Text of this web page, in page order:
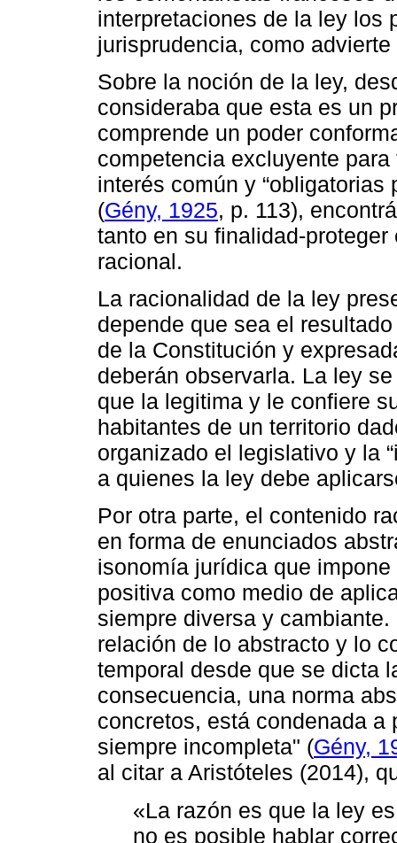
interpretaciones de la ley los
jurisprudencia, como advierte
Sobre la noción de la ley,
consideraba que esta es un
comprende un poder
competencia excluyente
interés común y
(Gény, 1925, p. 113),
tanto en su finalidad-
racional.
La racionalidad de la ley
depende que sea el
de la Constitución y
deberán observarla. La ley
que la legitima y le confiere
habitantes de un territorio
organizado el legislativo y la
a quienes la ley debe
Por otra parte, el contenido
en forma de enunciados
isonomía jurídica que
positiva como medio de
siempre diversa y
relación de lo abstracto y lo
temporal desde que se dicta
consecuencia, una norma
concretos, está condenada a
siempre incompleta" (Gény,
al citar a Aristóteles (2014),
«La razón es que la ley
no es posible hablar